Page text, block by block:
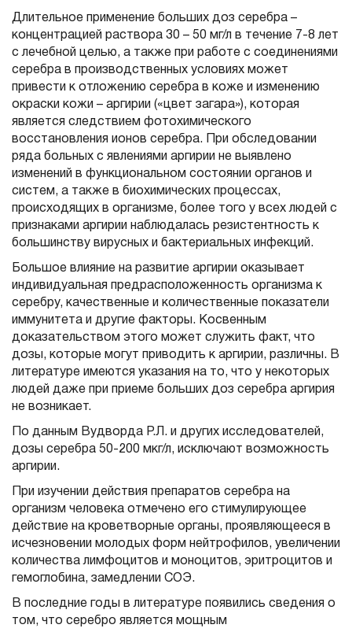
Длительное применение больших доз серебра –
концентрацией раствора 30 – 50 мг/л в течение 7-8 лет
c лечебной целью, а также при работе с соединениями
серебра в производственных условиях может
привести к отложению серебра в коже и изменению
окраски кожи – аргирии («цвет загара»), которая
является следствием фотохимического
восстановления ионов серебра. При обследовании
ряда больных с явлениями аргирии не выявлено
изменений в функциональном состоянии органов и
систем, а также в биохимических процессах,
происходящих в организме, более того у всех людей с
признаками аргирии наблюдалась резистентность к
большинству вирусных и бактериальных инфекций.
Большое влияние на развитие аргирии оказывает
индивидуальная предрасположенность организма к
серебру, качественные и количественные показатели
иммунитета и другие факторы. Косвенным
доказательством этого может служить факт, что
дозы, которые могут приводить к аргирии, различны. В
литературе имеются указания на то, что у некоторых
людей даже при приеме больших доз серебра аргирия
не возникает.
По данным Вудворда Р.Л. и других исследователей,
дозы серебра 50-200 мкг/л, исключают возможность
аргирии.
При изучении действия препаратов серебра на
организм человека отмечено его стимулирующее
действие на кроветворные органы, проявляющееся в
исчезновении молодых форм нейтрофилов, увеличении
количества лимфоцитов и моноцитов, эритроцитов и
гемоглобина, замедлении СОЭ.
В последние годы в литературе появились сведения о
том, что серебро является мощным